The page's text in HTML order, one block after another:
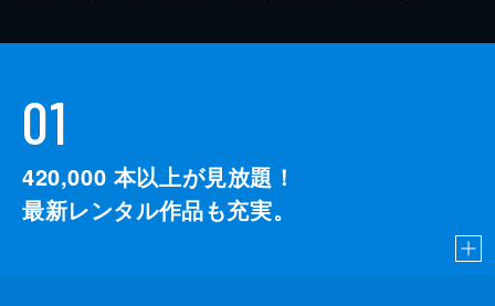
01
420,000 本以上が見放題！
最新レンタル作品も充実。